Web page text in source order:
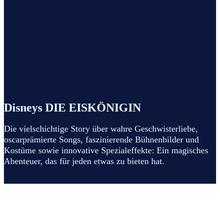
Disneys DIE EISKÖNIGIN
Die vielschichtige Story über wahre Geschwisterliebe,
oscarprämierte Songs, faszinierende Bühnenbilder und
Kostüme sowie innovative Spezialeffekte: Ein magisches
Abenteuer, das für jeden etwas zu bieten hat.